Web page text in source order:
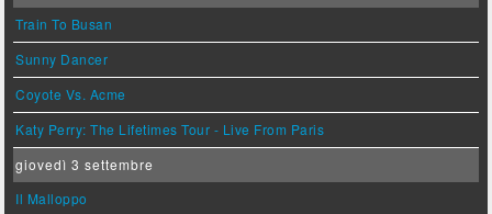
Train To Busan
Sunny Dancer
Coyote Vs. Acme
Katy Perry: The Lifetimes Tour - Live From Paris
giovedì 3 settembre
Il Malloppo